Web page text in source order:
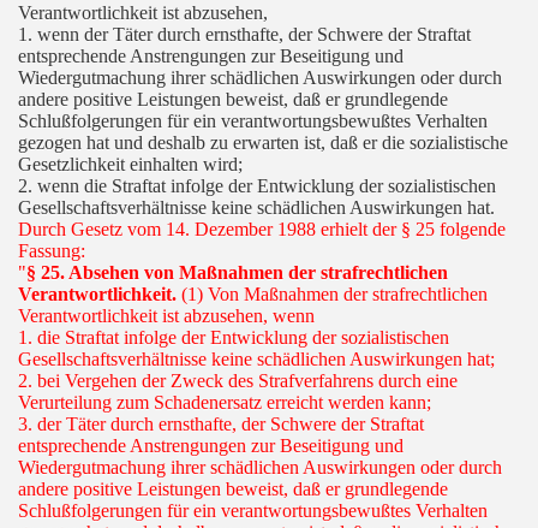
Verantwortlichkeit ist abzusehen,
1. wenn der Täter durch ernsthafte, der Schwere der Straftat
entsprechende Anstrengungen zur Beseitigung und
Wiedergutmachung ihrer schädlichen Auswirkungen oder durch
andere positive Leistungen beweist, daß er grundlegende
Schlußfolgerungen für ein verantwortungsbewußtes Verhalten
gezogen hat und deshalb zu erwarten ist, daß er die sozialistische
Gesetzlichkeit einhalten wird;
2. wenn die Straftat infolge der Entwicklung der sozialistischen
Gesellschaftsverhältnisse keine schädlichen Auswirkungen hat.
Durch Gesetz vom 14. Dezember 1988 erhielt der § 25 folgende
Fassung:
"§ 25. Absehen von Maßnahmen der strafrechtlichen
Verantwortlichkeit. (1) Von Maßnahmen der strafrechtlichen
Verantwortlichkeit ist abzusehen, wenn
1. die Straftat infolge der Entwicklung der sozialistischen
Gesellschaftsverhältnisse keine schädlichen Auswirkungen hat;
2. bei Vergehen der Zweck des Strafverfahrens durch eine
Verurteilung zum Schadenersatz erreicht werden kann;
3. der Täter durch ernsthafte, der Schwere der Straftat
entsprechende Anstrengungen zur Beseitigung und
Wiedergutmachung ihrer schädlichen Auswirkungen oder durch
andere positive Leistungen beweist, daß er grundlegende
Schlußfolgerungen für ein verantwortungsbewußtes Verhalten